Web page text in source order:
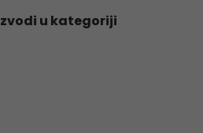
u kategoriji